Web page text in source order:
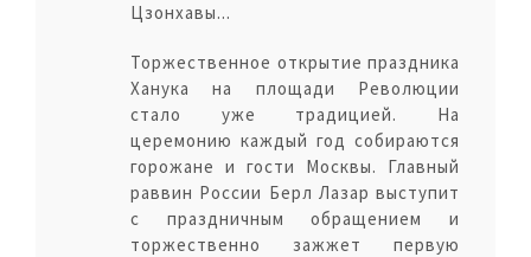
Цзонхавы...
Торжественное открытие праздника
Ханука на площади Революции
стало уже традицией. На
церемонию каждый год собираются
горожане и гости Москвы. Главный
раввин России Берл Лазар выступит
с праздничным обращением и
торжественно зажжет первую